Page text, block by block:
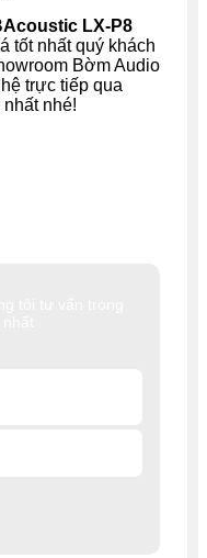
LX-P8
tốt nhất quý khách
Bờm Audio
trực tiếp qua
nhé!